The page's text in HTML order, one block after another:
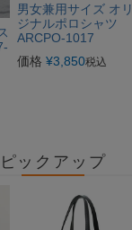
男女兼用サイズ オリ
ジナルポロシャツ
ARCPO-1017
価格 ¥3,850税込
ピックアップ